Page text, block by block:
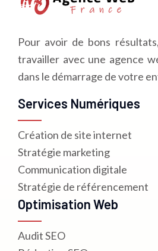
Pour avoir de bons
travailler avec une agence
dans le démarrage de votre
Services Numériques
Création de site internet
Stratégie marketing
Communication digitale
Stratégie de référencement
Optimisation Web
Audit SEO